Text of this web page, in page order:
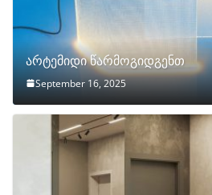
არტემიდი წარმოგიდგენთ
September 16, 2025